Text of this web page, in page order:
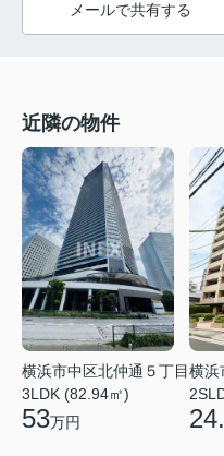
メールで共有する
近隣の物件
横浜市中区北仲通５丁目
3LDK (82.94㎡)
53万円
横浜